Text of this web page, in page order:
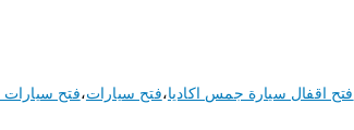
فتح اقفال سيارة جمس اكاديا،فتح سيارات،فتح